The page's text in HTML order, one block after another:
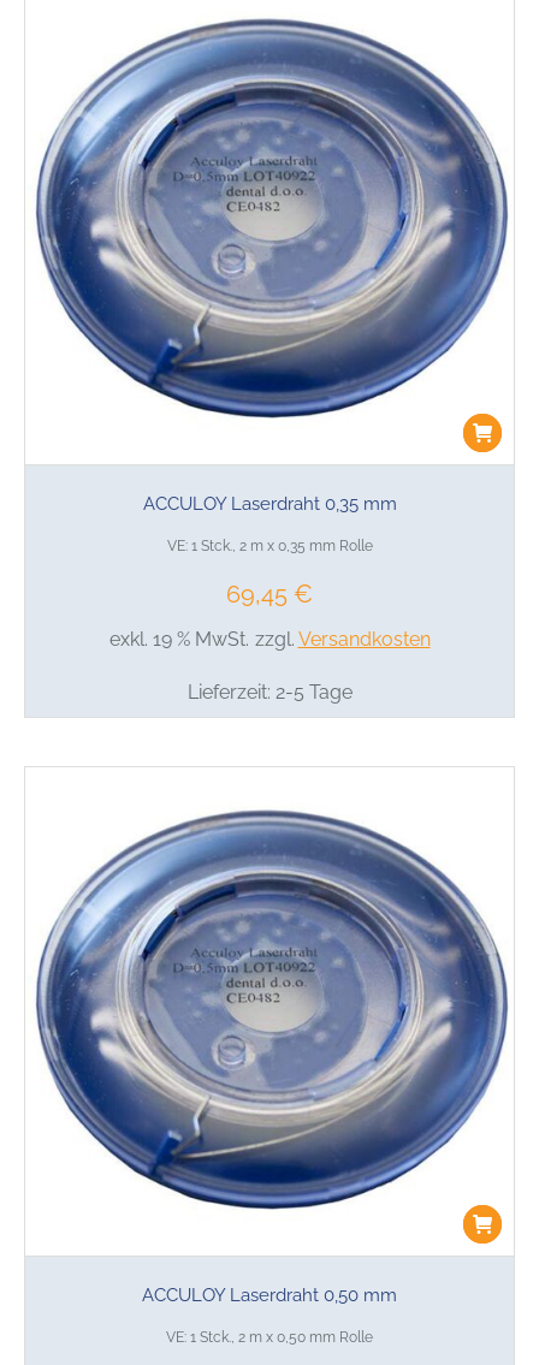
ACCULOY Laserdraht 0,35 mm
VE: 1 Stck., 2 m x 0,35 mm Rolle
69,45 €
exkl. 19 % MwSt. zzgl. Versandkosten
Lieferzeit: 2-5 Tage
ACCULOY Laserdraht 0,50 mm
VE: 1 Stck., 2 m x 0,50 mm Rolle